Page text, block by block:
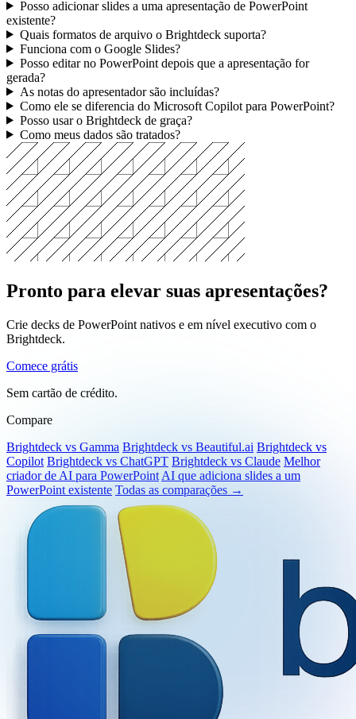
Posso adicionar slides a uma apresentação de PowerPoint
existente?
Quais formatos de arquivo o Brightdeck suporta?
Funciona com o Google Slides?
Posso editar no PowerPoint depois que a apresentação for
gerada?
As notas do apresentador são incluídas?
Como ele se diferencia do Microsoft Copilot para PowerPoint?
Posso usar o Brightdeck de graça?
Como meus dados são tratados?
Crie decks de PowerPoint nativos e em nível executivo com o
Brightdeck.
Comece grátis
Sem cartão de crédito.
Compare
Brightdeck vs Gamma Brightdeck vs Beautiful.ai Brightdeck vs
Copilot Brightdeck vs ChatGPT Brightdeck vs Claude Melhor
criador de AI para PowerPointAI que adiciona slides a um
PowerPoint existente
Todas as comparações →